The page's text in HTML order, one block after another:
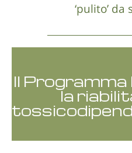
‘pulito’ da
Il
la